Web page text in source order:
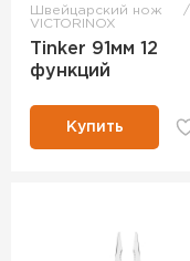
Швейцарский нож
VICTORINOX
Tinker 91мм 12
функций
Купить